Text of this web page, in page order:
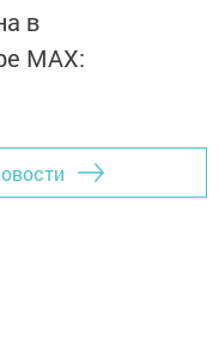
в
MАХ: